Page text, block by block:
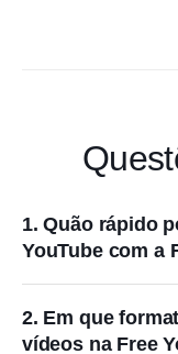
1. Quão rápido
YouTube com a
2. Em que
vídeos na Free